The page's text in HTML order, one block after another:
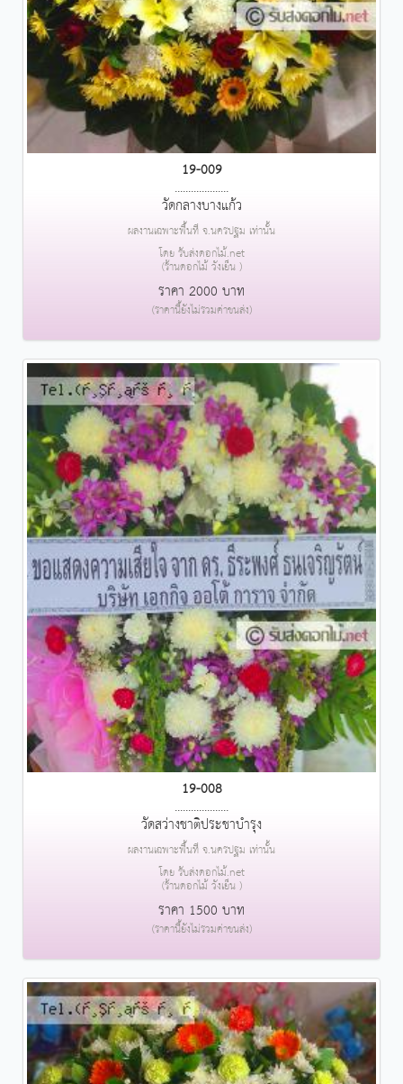
19-009
....................
วัดกลางบางแก้ว
ผลงานเฉพาะพื้นที่ จ.นครปฐม เท่านั้น
โดย รับส่งดอกไม้.net
(ร้านดอกไม้ วังเย็น )
ราคา 2000 บาท
(ราคานี้ยังไม่รวมค่าขนส่ง)
19-008
....................
วัดสว่างชาติประชาบำรุง
ผลงานเฉพาะพื้นที่ จ.นครปฐม เท่านั้น
โดย รับส่งดอกไม้.net
(ร้านดอกไม้ วังเย็น )
ราคา 1500 บาท
(ราคานี้ยังไม่รวมค่าขนส่ง)